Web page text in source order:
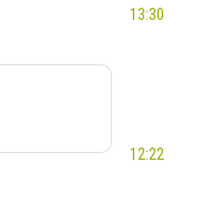
13:30
12:22